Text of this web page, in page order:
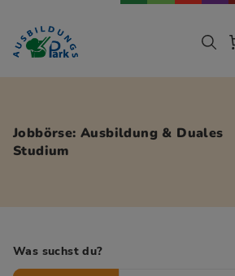
Zur Navigation springen
Zu den Hauptinhalten springen
Jobbörse: Ausbildung & Duales
Studium
Was suchst du?